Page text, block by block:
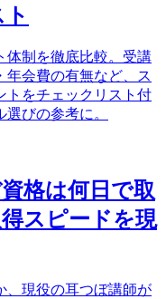
体制を徹底比較。受講
年会費の有無など、ス
トをチェックリスト付
びの参考に。
格は何日で取
スピードを現
、現役の耳つぼ講師が